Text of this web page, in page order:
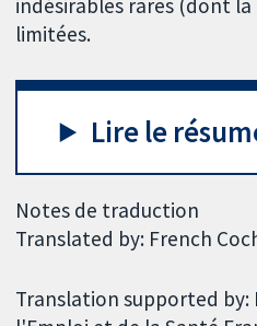
indésirables rares (dont
limitées.
Lire le
Notes de traduction
Translated by: French
Translation supported by: